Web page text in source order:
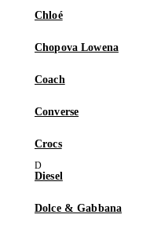
Chloé
Chopova Lowena
Coach
Converse
Crocs
Diesel
Dolce & Gabbana